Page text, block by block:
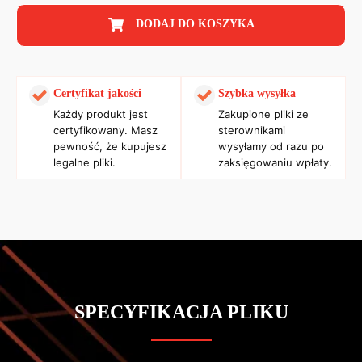
DODAJ DO KOSZYKA
Certyfikat jakości
Każdy produkt jest
certyfikowany. Masz
pewność, że kupujesz
legalne pliki.
Szybka wysyłka
Zakupione pliki ze
sterownikami
wysyłamy od razu po
zaksięgowaniu wpłaty.
SPECYFIKACJA PLIKU